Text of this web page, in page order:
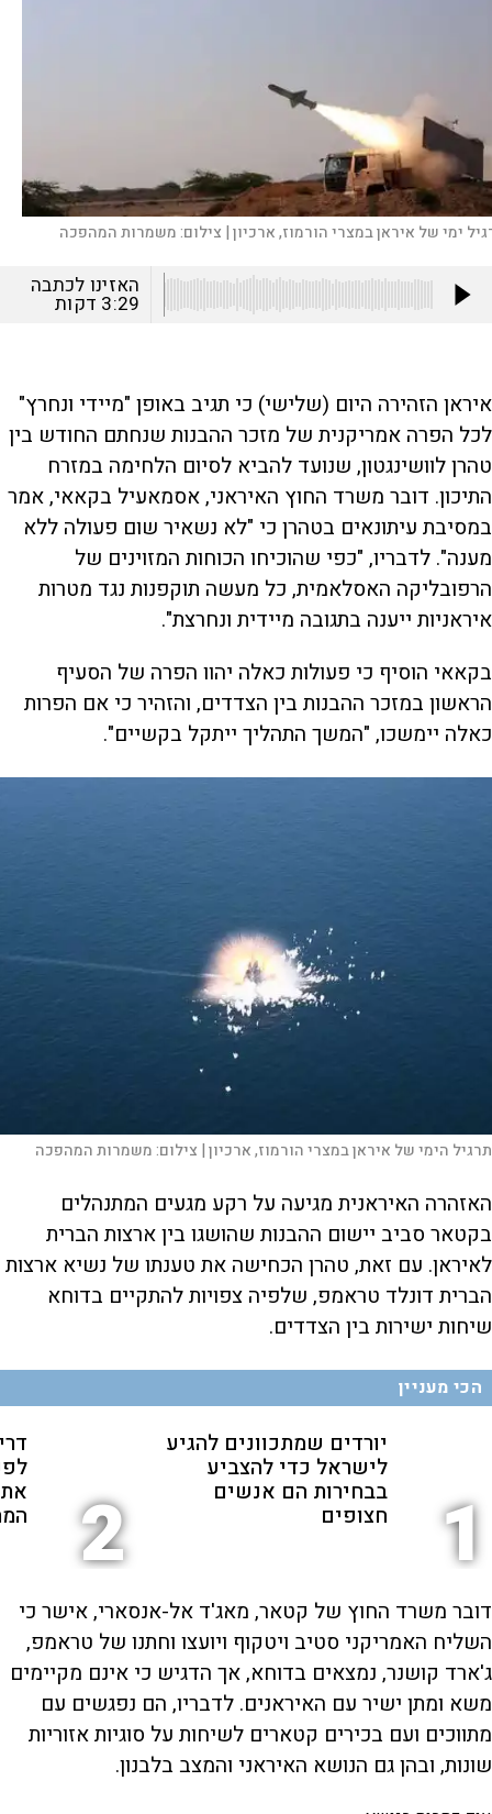
ימי של איראן במצרי הורמוז, ארכיון | צילום:משמרות המהפכה
האזינו לכתבה
3:29 דקות
איראן הזהירה היום (שלישי) כי תגיב באופן "מיידי ונחרץ"
לכל הפרה אמריקנית של מזכר ההבנות שנחתם החודש בין
טהרן לוושינגטון, שנועד להביא לסיום הלחימה במזרח
התיכון. דובר משרד החוץ האיראני, אסמאעיל בקאאי, אמר
במסיבת עיתונאים בטהרן כי "לא נשאיר שום פעולה ללא
מענה". לדבריו, "כפי שהוכיחו הכוחות המזוינים של
הרפובליקה האסלאמית, כל מעשה תוקפנות נגד מטרות
איראניות ייענה בתגובה מיידית ונחרצת".
בקאאי הוסיף כי פעולות כאלה יהוו הפרה של הסעיף
הראשון במזכר ההבנות בין הצדדים, והזהיר כי אם הפרות
כאלה יימשכו, "המשך התהליך ייתקל בקשיים".
תרגיל הימי של איראן במצרי הורמוז, ארכיון | צילום:משמרות המהפכה
האזהרה האיראנית מגיעה על רקע מגעים המתנהלים
בקטאר סביב יישום ההבנות שהושגו בין ארצות הברית
לאיראן. עם זאת, טהרן הכחישה את טענתו של נשיא ארצות
הברית דונלד טראמפ, שלפיה צפויות להתקיים בדוחא
שיחות ישירות בין הצדדים.
הכי מעניין
1
יורדים שמתכוונים להגיע
לישראל כדי להצביע
בבחירות הם אנשים
חצופים 2
דובר משרד החוץ של קטאר, מאג'ד אל-אנסארי, אישר כי
השליח האמריקני סטיב ויטקוף ויועצו וחתנו של טראמפ,
ג'ארד קושנר, נמצאים בדוחא, אך הדגיש כי אינם מקיימים
משא ומתן ישיר עם האיראנים. לדבריו, הם נפגשים עם
מתווכים ועם בכירים קטארים לשיחות על סוגיות אזוריות
שונות, ובהן גם הנושא האיראני והמצב בלבנון.